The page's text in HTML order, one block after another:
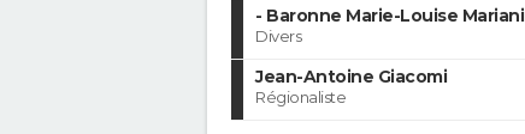
- Baronne Marie-Louise Mariani
Divers
Jean-Antoine Giacomi
Régionaliste